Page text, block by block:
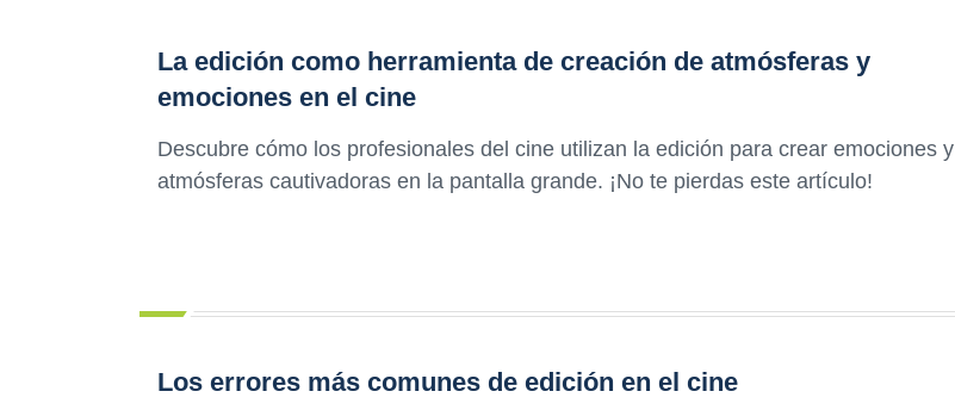
La edición como herramienta de creación de atmósferas y
emociones en el cine
Descubre cómo los profesionales del cine utilizan la edición para crear emociones y
atmósferas cautivadoras en la pantalla grande. ¡No te pierdas este artículo!
Los errores más comunes de edición en el cine